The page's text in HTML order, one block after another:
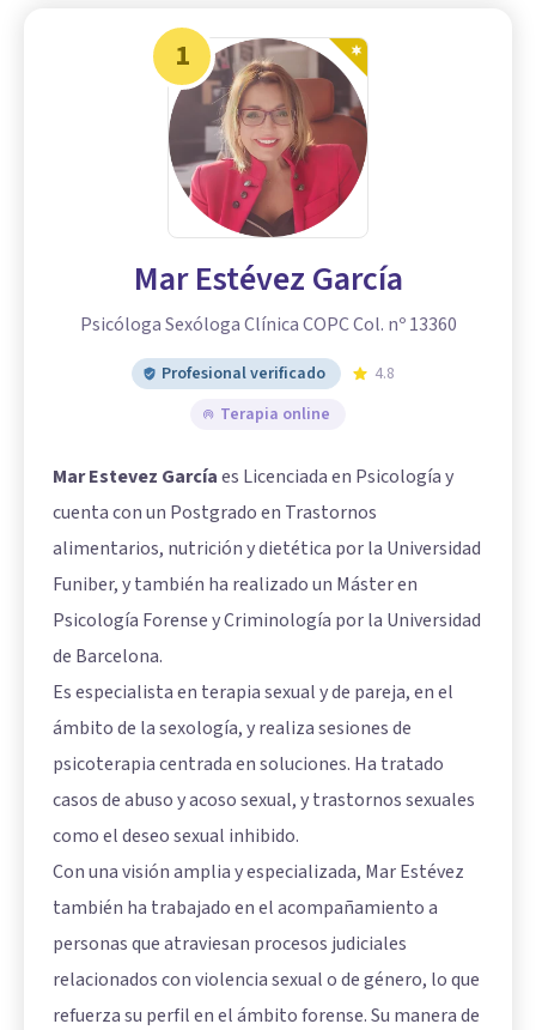
1
Mar Estévez García
Psicóloga Sexóloga Clínica COPC Col. nº 13360
Profesional verificado
4.8
Terapia online
Mar Estevez Garcíaes Licenciada en Psicología y
cuenta con un Postgrado en Trastornos
alimentarios, nutrición y dietética por la Universidad
Funiber, y también ha realizado un Máster en
Psicología Forense y Criminología por la Universidad
de Barcelona.
Es especialista en terapia sexual y de pareja, en el
ámbito de la sexología, y realiza sesiones de
psicoterapia centrada en soluciones. Ha tratado
casos de abuso y acoso sexual, y trastornos sexuales
como el deseo sexual inhibido.
Con una visión amplia y especializada, Mar Estévez
también ha trabajado en el acompañamiento a
personas que atraviesan procesos judiciales
relacionados con violencia sexual o de género, lo que
refuerza su perfil en el ámbito forense. Su manera de